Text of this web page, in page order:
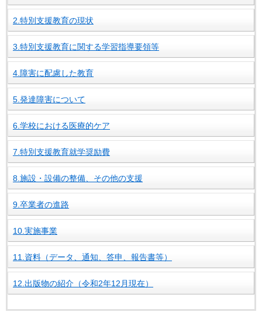
2.特別支援教育の現状
3.特別支援教育に関する学習指導要領等
4.障害に配慮した教育
5.発達障害について
6.学校における医療的ケア
7.特別支援教育就学奨励費
8.施設・設備の整備、その他の支援
9.卒業者の進路
10.実施事業
11.資料（データ、通知、答申、報告書等）
12.出版物の紹介（令和2年12月現在）